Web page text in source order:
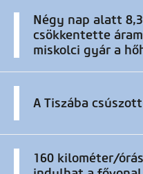
Négy nap alatt
csökkentette
miskolci gyár a
A Tiszába
160 kilométer/